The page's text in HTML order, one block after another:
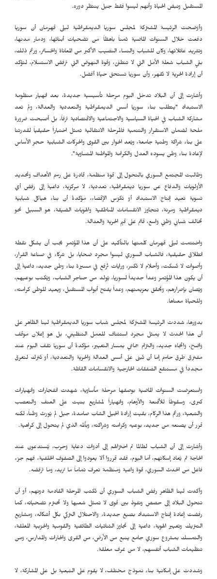
المستقبل ونبض الحياة وأنهم ليسوا فقط جيل ينتظر دوره.
وأوضحت الرئيسة المشتركة لمجلس سوريا الديمقراطية ليلى قهرمان أن سوريا
دفعت خلال السنوات الماضية ثمناً باهظاً من تضحيات أبنائها، ودمار مدنها،
وتشريد عائلاتها، وكان للشباب والنساء النصيب الأكبر من المعاناة والخسائر، ورغم ذلك،
بقي الشباب شعلة الأمل التي لا تنطفئ، وقوة النهوض التي ترفض الاستسلام، لتؤكد
أن إرادة الحرية لا تُقهر، وأن سوريا تستحق حياة أفضل.
وأشارت إلى أن البلاد تدخل اليوم مرحلة تأسيسية جديدة، بعد انهيار منظومة
الاستبداد "يتطلب بناء سوريا أسس الديمقراطية والتعددية والعدالة، ولم تعد
مشاركة الشباب في الحياة السياسية والاجتماعية والاقتصادية ترفاً، بل أصبحت ضرورة
ملحة لضمان الاستقرار والتنمية فالمرحلة الانتقالية تمثل اختباراً حقيقياً لقدرتنا
على بناء شراكة وطنية جامعة، ويُعد الحوار بين القوى والحركات الشبابية حجر الأساس
لإعادة بناء وطن يسوده العدل والكرامة والمواطنة المتساوية".
وطالبت المجتمع السوري بالتحول إلى قوة منظمة، قادرة على رسم الأهداف وتحديد
الأولويات والدفاع عن سوريا ديمقراطية، تعددية، لا مركزية، داعيةً إلى رفض أي
تسوية تعيد إنتاج الاستبداد أو تكرّس الإقصاء، مؤكدةً أن بناء هياكل شبابية
ديمقراطية ومرنة، تتجاوز الانقسامات المناطقية والهويات الضيقة، هو السبيل نحو
تحالف شبابي وطني واسع، قائم على قيم الحرية والعدالة.
واختتمت ليلى قهرمان كلمتها بالتأكيد على أن هذا المؤتمر يجب أن يشكل نقطة
انطلاق حقيقية، فالشباب السوري ليسوا مجرد ضحايا، بل شركاء في صناعة القرار،
وأصوات لا تُسكت، وأحلام لا تُكسر، ورايات تُرفع في مسيرة بناء وطن جديد، داعيةً إلى
أن يكون هذا المؤتمر وعداً جديداً لسوريا، يُولد من حناجر الشباب، ويُكتب بوعيهم،
ويُصان بإصرارهم، ويُحقق بعزيمتهم، وعداً يفتح أبواب المستقبل، ويعيد للوطن كرامته،
وللحياة معناها.
بدورها، شددت الرئيسة المشتركة لمجلس شباب سوريا الديمقراطية لينا الظاهر على
أن هذا الحدث لا يمثل مجرد استئناف للعمل التنظيمي، بل هو إعلان موقف
واضح، واتجاه جديد، والتزام جماعي بمسار التغيير، مؤكدةً أن سوريا تقف اليوم عند
مفترق طرق حاسم إما أن تُبنى على أسس العدالة والحرية والتعددية، أو تُترك لتغرق
مجدداً في مستنقع الصفقات الخارجية والانقسامات القاتلة.
واستعرضت السنوات الماضية بوصفها مرحلة مأساوية، شهدت انفجارات وانهيارات
كبرى، وسقوطاً للأقنعة والأوهام، وانهياراً لمشاريع بنيت على العنف والتعصب
والتبعية، ورغم هذا الركام، بقيت إرادة الجيل الشاب صامدة، جيل لم يُورث وطناً، لكنه
قرر أن يصنعه من جديد، بوعيه وكرامته وشراكته، وبألمه الذي لم يتحول إلى كراهية.
وأشارت إلى أن الشباب لطالما تم اختزالهم إلى أدوات دعاية وحرب، يُستدعون عند
الحاجة ثم يُعاد إسكاتهم، أما اليوم، فقد قرروا ألا يعودوا إلى الصفوف الخلفية، فهم جزء
فاعل من الحدث السوري، قوة واعية ومنظمة تعرف تماماً ما تريد، وما ترفضه.
وأكدت لينا الظاهر رفض الشباب السوري أن تُكتب المرحلة القادمة دونهم، أو أن
تتحول البلاد إلى حصص ونفوذ بين قوى لا تمثل شعبها ولا تحترم تضحياته، كما
رفضت إعادة إنتاج الاستبداد بصيغ جديدة، والاحتلال التركي بكل أشكاله، ومشاريع
التتريك وتغيير الهوية، داعية إلى تجاوز الثنائيات الطائفية والقومية والحزبية المغلقة،
والتمسك بمشروع سوري جامع ينبع من الأرض، من القرى والحارات والمدارس، ومن
تنظيمات الشباب أنفسهم، لا من غرف مغلقة.
وشددت على إمكانية بناء نموذج مختلف، لا يقوم على التبعية بل على المشاركة، لا